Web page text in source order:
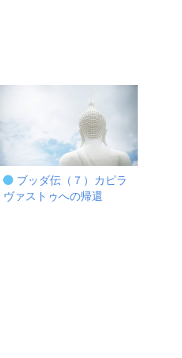
ブッダ伝（７）カピラ
ヴァストゥへの帰還